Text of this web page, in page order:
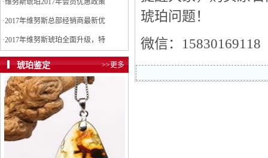
·维努斯琥珀2017年会员优惠政策
·2017年维努斯总部经销商最新优
·2017年维努斯琥珀全面升级，特
琥珀鉴定 >>更多
琥珀问题！
微信：15830169118